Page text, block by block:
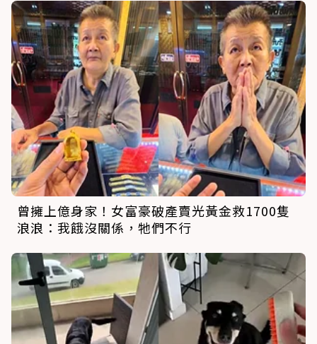
曾擁上億身家！女富豪破產賣光黃金救1700隻
浪浪：我餓沒關係，牠們不行